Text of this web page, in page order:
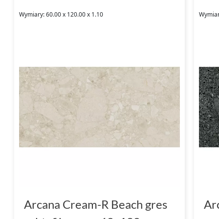
Wymiary: 60.00 x 120.00 x 1.10
Arcana Cream-R Beach gres